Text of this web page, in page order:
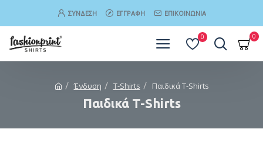
ΣΎΝΔΕΣΗ ΕΓΓΡΑΦΉ ΕΠΙΚΟΙΝΩΝΊΑ
0 0
Ένδυση T-Shirts Παιδικά T-Shirts
Παιδικά T-Shirts